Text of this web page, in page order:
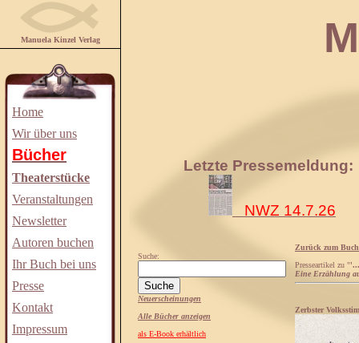
Manuela Kinzel Verlag
Home
Wir über uns
Bücher
Theaterstücke
Veranstaltungen
Newsletter
Autoren buchen
Ihr Buch bei uns
Presse
Kontakt
Impressum
Letzte Pressemeldung:
NWZ 14.7.26
Suche:
Neuerscheinungen
Alle Bücher anzeigen
als E-Book erhältlich
Zurück zum Buch
Presseartikel zu "
Eine Erzählung
Zerbster